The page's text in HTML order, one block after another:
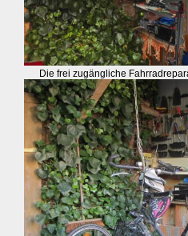
Die frei zugängliche